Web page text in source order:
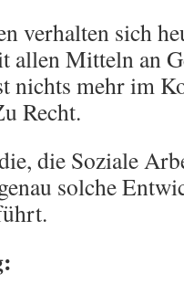
verhalten sich
allen Mitteln an
nichts mehr im
Recht.
die Soziale
solche